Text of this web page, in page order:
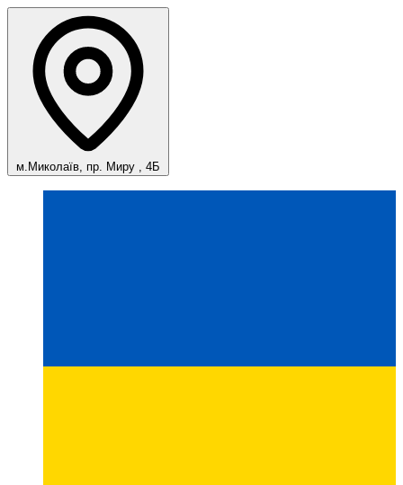
м.Миколаїв, пр. Миру , 4Б